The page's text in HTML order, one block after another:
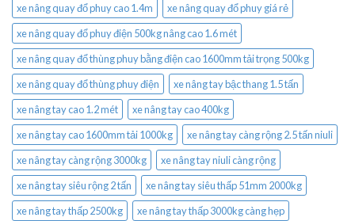
xe nâng quay đổ phuy cao 1.4m
xe nâng quay đổ phuy giá rẻ
xe nâng quay đổ phuy điện 500kg nâng cao 1.6 mét
xe nâng quay đổ thùng phuy bằng điện cao 1600mm tải trọng 500kg
xe nâng quay đổ thùng phuy điện
xe nâng tay bậc thang 1.5 tấn
xe nâng tay cao 1.2 mét
xe nâng tay cao 400kg
xe nâng tay cao 1600mm tải 1000kg
xe nâng tay càng rộng 2.5 tấn niuli
xe nâng tay càng rộng 3000kg
xe nâng tay niuli càng rộng
xe nâng tay siêu rộng 2 tấn
xe nâng tay siêu thấp 51mm 2000kg
xe nâng tay thấp 2500kg
xe nâng tay thấp 3000kg càng hẹp